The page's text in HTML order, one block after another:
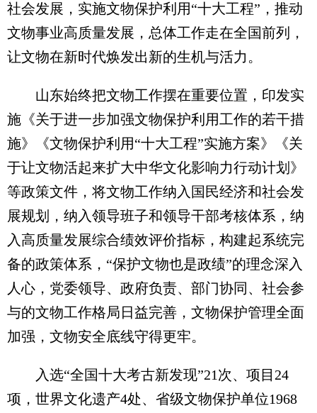
社会发展，实施文物保护利用“十大工程”，推动
文物事业高质量发展，总体工作走在全国前列，
让文物在新时代焕发出新的生机与活力。
山东始终把文物工作摆在重要位置，印发实
施《关于进一步加强文物保护利用工作的若干措
施》《文物保护利用“十大工程”实施方案》《关
于让文物活起来扩大中华文化影响力行动计划》
等政策文件，将文物工作纳入国民经济和社会发
展规划，纳入领导班子和领导干部考核体系，纳
入高质量发展综合绩效评价指标，构建起系统完
备的政策体系，“保护文物也是政绩”的理念深入
人心，党委领导、政府负责、部门协同、社会参
与的文物工作格局日益完善，文物保护管理全面
加强，文物安全底线守得更牢。
入选“全国十大考古新发现”21次、项目24
项，世界文化遗产4处、省级文物保护单位1968